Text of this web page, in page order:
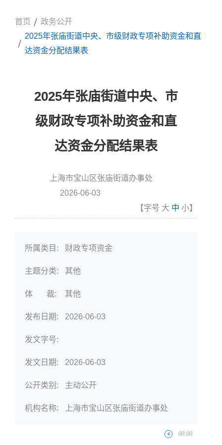
首页
政务公开
2025年张庙街道中央、市级财政专项补助资金和直
达资金分配结果表
2025年张庙街道中央、市
级财政专项补助资金和直
达资金分配结果表
上海市宝山区张庙街道办事处
2026-06-03
【字号 大 中 小】
所属类目: 财政专项资金
主题分类: 其他
体 裁: 其他
发布日期: 2026-06-03
发文字号:
发文日期: 2026-06-03
公开类别: 主动公开
机构名称: 上海市宝山区张庙街道办事处